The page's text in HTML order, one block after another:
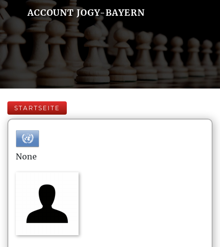
ACCOUNT JOGY-BAYERN
STARTSEITE
None